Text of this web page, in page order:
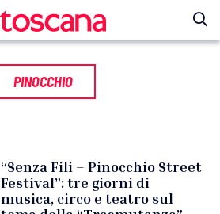
PINOCCHIO
“Senza Fili – Pinocchio Street
Festival”: tre giorni di
musica, circo e teatro sul